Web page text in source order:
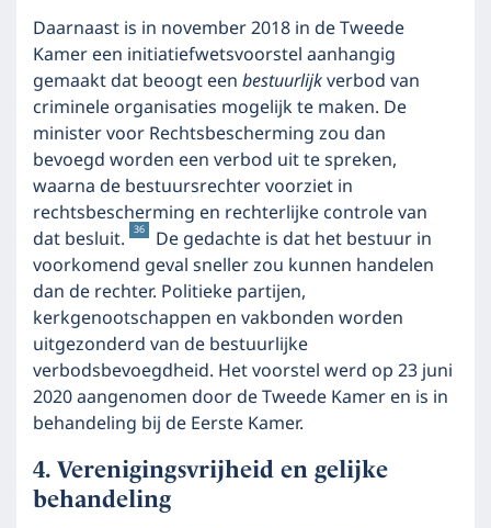
Daarnaast is in november 2018 in de Tweede
Kamer een initiatiefwetsvoorstel aanhangig
gemaakt dat beoogt eenbestuurlijkverbod van
criminele organisaties mogelijk te maken. De
minister voor Rechtsbescherming zou dan
bevoegd worden een verbod uit te spreken,
waarna de bestuursrechter voorziet in
rechtsbescherming en rechterlijke controle van
dat besluit. 36
De gedachte is dat het bestuur in
voorkomend geval sneller zou kunnen handelen
dan de rechter. Politieke partijen,
kerkgenootschappen en vakbonden worden
uitgezonderd van de bestuurlijke
verbodsbevoegdheid. Het voorstel werd op 23 juni
2020 aangenomen door de Tweede Kamer en is in
behandeling bij de Eerste Kamer.
Verenigingsvrijheid en gelijke
behandeling